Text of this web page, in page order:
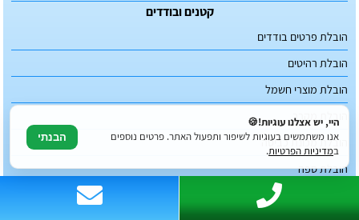
קטנים ובודדים
הובלת פרטים בודדים
הובלת רהיטים
הובלת מוצרי חשמל
הובלת מקרר
הובלת מכונת כביסה
הובלת ספה
היי, יש אצלנו עוגיות!🍪
אנו משתמשים בעוגיות לשיפור ותפעול האתר. פרטים נוספים
במדיניות הפרטיות.
הבנתי